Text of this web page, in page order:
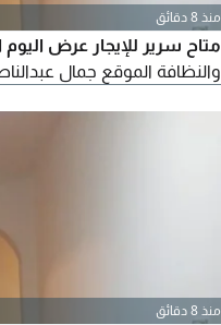
منذ 8 دقائق
والنظافة الموقع جمال
منذ 8 دقائق